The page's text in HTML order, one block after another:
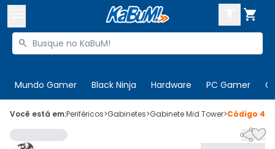

Buscar produtos

Mundo Gamer Black Ninja Hardware PC Gamer
 Olá. Acesse sua conta
 Departamentos
Você está em:Periféricos>Gabinetes>Gabinete Mid Tower>Código
